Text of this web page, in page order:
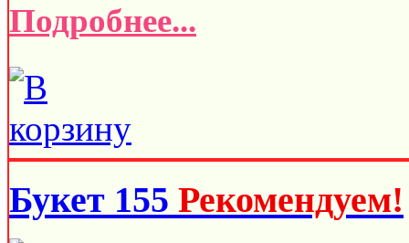
Подробнее...
Букет 155 Рекомендуем!